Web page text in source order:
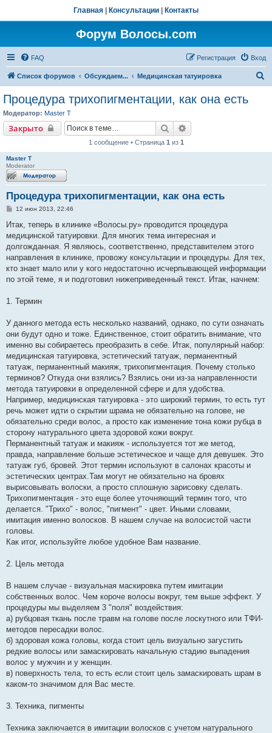
Главная Консультации Контакты
Форум Волосы.com
FAQ Вход
Регистрация
Список форумов Обсуждаем... Медицинская татуировка
Процедура трихопигментации, как она есть
Модератор: Master T
Закрыто Поиск
1 сообщение • Страница 1 из 1
Master T
Moderator
Процедура трихопигментации, как она есть
С
о
щ
е
и
е
12 июн 2013, 22:46
Итак, теперь в клинике «Волосы.ру» проводится процедура
медицинской татуировки. Для многих тема интересная и
долгожданная. Я являюсь, соответственно, представителем этого
направления в клинике, провожу консультации и процедуры. Для тех,
кто знает мало или у кого недостаточно исчерпывающей информации
по этой теме, я и подготовил нижеприведенный текст. Итак, начнем:
1. Термин
У данного метода есть несколько названий, однако, по сути означать
они будут одно и тоже. Единственное, стоит обратить внимание, что
именно вы собираетесь преобразить в себе. Итак, популярный набор:
медицинская татуировка, эстетический татуаж, перманентный
татуаж, перманентный макияж, трихопигментация. Почему столько
терминов? Откуда они взялись? Взялись они из-за направленности
метода татуировки в определенной сфере и для удобства.
Например, медицинская татуировка - это широкий термин, то есть тут
речь может идти о скрытии шрама не обязательно на голове, не
обязательно среди волос, а просто как изменение тона кожи рубца в
сторону натурального цвета здоровой кожи вокруг.
Перманентный татуаж и макияж - используется тот же метод,
правда, направление больше эстетическое и чаще для девушек. Это
татуаж губ, бровей. Этот термин используют в салонах красоты и
эстетических центрах.Там могут не обязательно на бровях
вырисовывать волоски, а просто сплошную зарисовку сделать.
Трихопигментация - это еще более уточняющий термин того, что
делается. "Трихо" - волос, "пигмент" - цвет. Иными словами,
имитация именно волосков. В нашем случае на волосистой части
головы.
Как итог, используйте любое удобное Вам название.
2. Цель метода
В нашем случае - визуальная маскировка путем имитации
собственных волос. Чем короче волосы вокруг, тем выше эффект. У
процедуры мы выделяем 3 "поля" воздействия:
а) рубцовая ткань после травм на голове после лоскутного или ТФИ-
методов пересадки волос.
б) здоровая кожа головы, когда стоит цель визуально загустить
редкие волосы или замаскировать начальную стадию выпадения
волос у мужчин и у женщин.
в) поверхность тела, то есть если стоит цель замаскировать шрам в
каком-то значимом для Вас месте.
3. Техника, пигменты
Техника заключается в имитации волосков с учетом натурального